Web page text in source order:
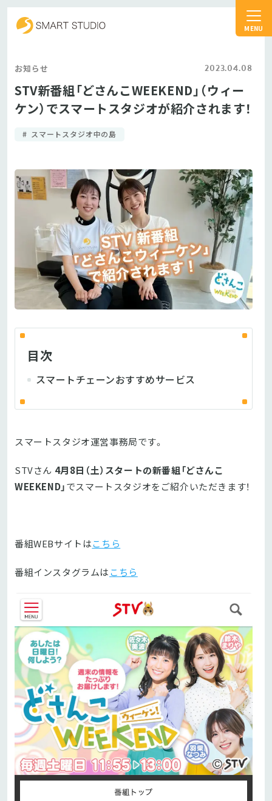
お知らせ 2023.04.08
STV新番組「どさんこWEEKEND」（ウィー
ケン）でスマートスタジオが紹介されます！
スマートスタジオ中の島
目次
スマートチェーンおすすめサービス
スマートスタジオ運営事務局です。
STVさん 4月8日（土）スタートの新番組「どさんこ
WEEKEND」でスマートスタジオをご紹介いただきます！
番組WEBサイトはこちら
番組インスタグラムはこちら